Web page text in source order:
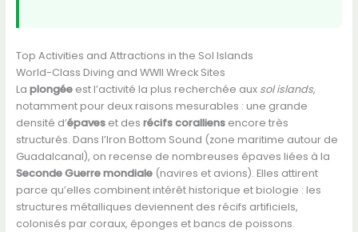
Top Activities and Attractions in the Sol Islands
World-Class Diving and WWII Wreck Sites
La plongéeest l’activité la plus recherchée aux sol islands,
notamment pour deux raisons mesurables : une grande
densité d’épaveset des récifs coralliensencore très
structurés. Dans l’Iron Bottom Sound (zone maritime autour de
Guadalcanal), on recense de nombreuses épaves liées à la
Seconde Guerre mondiale(navires et avions). Elles attirent
parce qu’elles combinent intérêt historique et biologie : les
structures métalliques deviennent des récifs artificiels,
colonisés par coraux, éponges et bancs de poissons.